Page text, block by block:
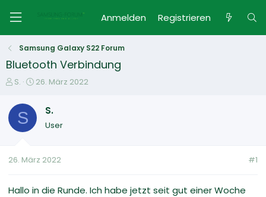
Anmelden Registrieren
Samsung Galaxy S22 Forum
Bluetooth Verbindung
E
s
e
e
S.
E
t
t
m
26. März 2022
S S.
User
26. März 2022 #1
Hallo in die Runde. Ich habe jetzt seit gut einer Woche